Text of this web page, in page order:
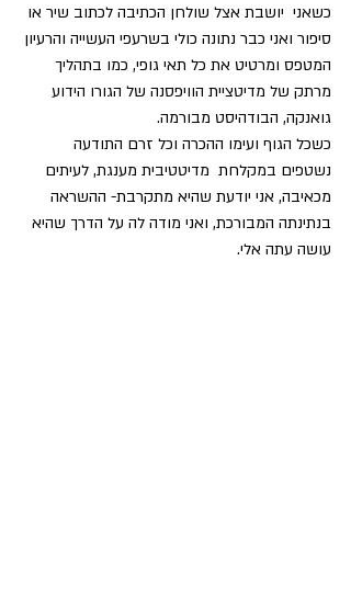
כשאני  יושבת אצל שולחן הכתיבה לכתוב שיר או
סיפור ואני כבר נתונה כולי בשרעפי העשייה והרעיון
המטפס ומרטיט את כל תאי גופי, כמו בתהליך
מרתק של מדיטציית הוויפסנה של הגורו הידוע
גואנקה, הבודהיסט מבורמה.
כשכל הגוף ועימו ההכרה וכל זרם התודעה
נשטפים במקלחת  מדיטטיבית מענגת, לעיתים
מכאיבה, אני יודעת שהיא מתקרבת- ההשראה
בנתינתה המבורכת, ואני מודה לה על הדרך שהיא
עושה עתה אלי.